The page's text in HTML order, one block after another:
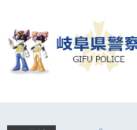
ジ
先
す
ュ
を
し